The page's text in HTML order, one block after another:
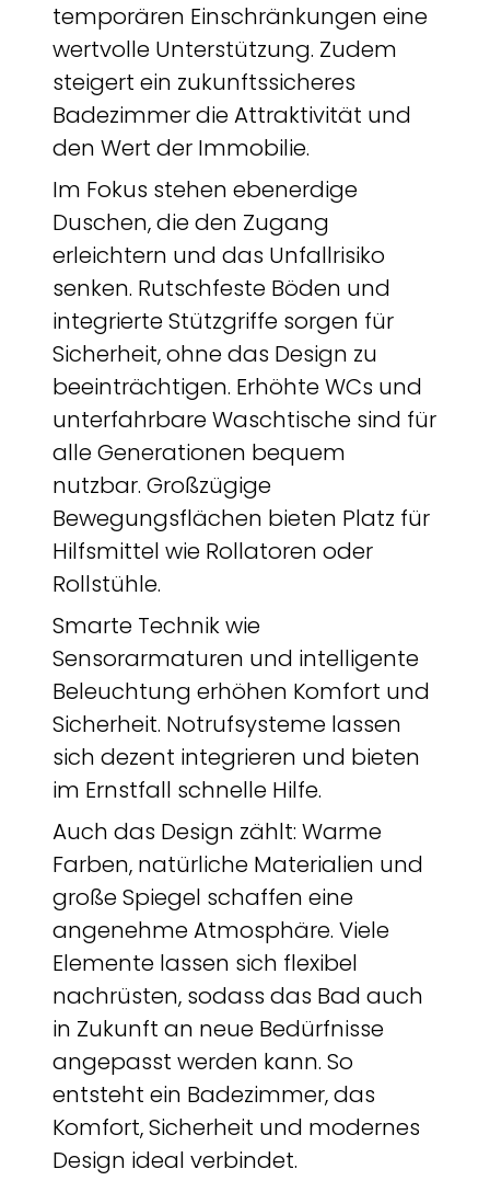
temporären Einschränkungen eine
wertvolle Unterstützung. Zudem
steigert ein zukunftssicheres
Badezimmer die Attraktivität und
den Wert der Immobilie.
Im Fokus stehen ebenerdige
Duschen, die den Zugang
erleichtern und das Unfallrisiko
senken. Rutschfeste Böden und
integrierte Stützgriffe sorgen für
Sicherheit, ohne das Design zu
beeinträchtigen. Erhöhte WCs und
unterfahrbare Waschtische sind für
alle Generationen bequem
nutzbar. Großzügige
Bewegungsflächen bieten Platz für
Hilfsmittel wie Rollatoren oder
Rollstühle.
Smarte Technik wie
Sensorarmaturen und intelligente
Beleuchtung erhöhen Komfort und
Sicherheit. Notrufsysteme lassen
sich dezent integrieren und bieten
im Ernstfall schnelle Hilfe.
Auch das Design zählt: Warme
Farben, natürliche Materialien und
große Spiegel schaffen eine
angenehme Atmosphäre. Viele
Elemente lassen sich flexibel
nachrüsten, sodass das Bad auch
in Zukunft an neue Bedürfnisse
angepasst werden kann. So
entsteht ein Badezimmer, das
Komfort, Sicherheit und modernes
Design ideal verbindet.